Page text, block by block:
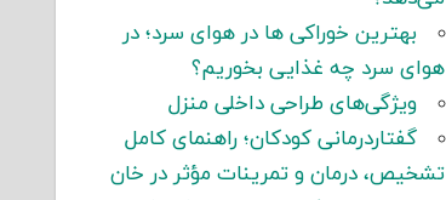
بهترین خوراکی ها در هوای سرد؛ در
هوای سرد چه غذایی بخوریم؟
ویژگی‌های طراحی داخلی منزل
گفتاردرمانی کودکان؛ راهنمای کامل
تشخیص، درمان و تمرینات مؤثر در خان